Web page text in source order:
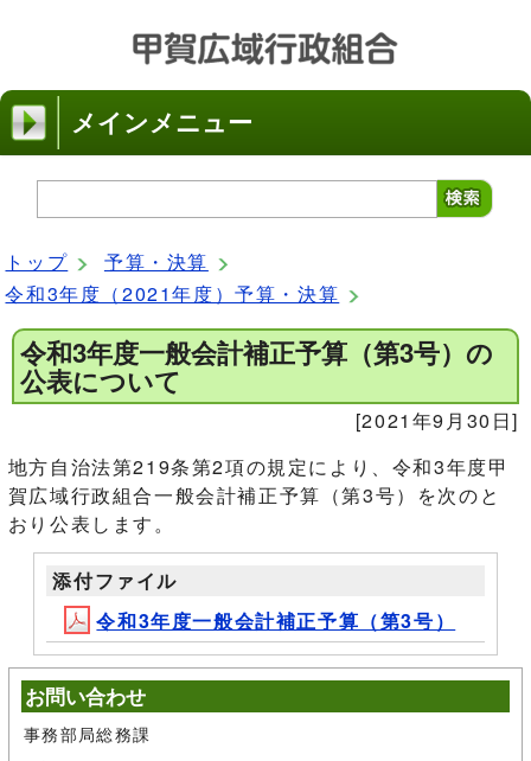
メインメニュー
トップ
予算・決算
令和3年度（2021年度）予算・決算
令和3年度一般会計補正予算（第3号）の
公表について
[2021年9月30日]
地方自治法第219条第2項の規定により、令和3年度甲
賀広域行政組合一般会計補正予算（第3号）を次のと
おり公表します。
添付ファイル
令和3年度一般会計補正予算（第3号）
お問い合わせ
事務部局総務課